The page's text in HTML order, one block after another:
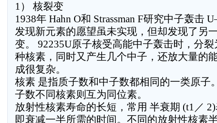
1） 核裂变
1938年 Hahn O和 Strassman F研究中子轰击
发现新元素的愿望虽未实现，但却发现了
变。 92235U原子核受高能中子轰击时，分
种核素，同时又产生几个中子，还放大量的
成很复杂。
核素 是指质子数和中子数都相同的一类原子
子数不同核素则互为同位素。
放射性核素寿命的长短，常用 半衰期 (t1／
即衰减一半所需的时间。不同的放射性核素